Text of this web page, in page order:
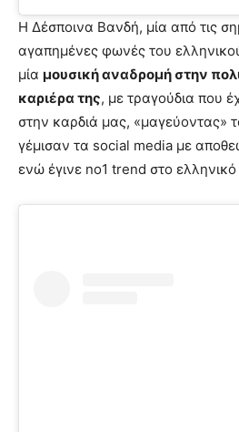
Η Δέσποινα Βανδή, μία από τις
αγαπημένες φωνές του
μία μουσική αναδρομή στην
καριέρα της, με τραγούδια που
στην καρδιά μας, «μαγεύοντας»
γέμισαν τα social media με
ενώ έγινε no1 trend στο